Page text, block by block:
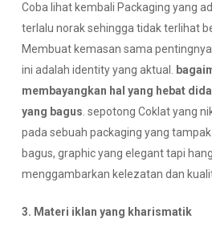
Coba lihat kembali Packaging yang
terlalu norak sehingga tidak terlihat
Membuat kemasan sama
ini adalah identity yang aktual.
membayangkan hal yang hebat
yang bagus . sepotong Coklat yang
pada sebuah packaging yang
bagus, graphic yang elegant tapi
menggambarkan kelezatan dan
3. Materi iklan yang kharismatik